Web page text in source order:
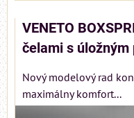
VENETO
čelami s
Nový modelový rad
maximálny komfort...